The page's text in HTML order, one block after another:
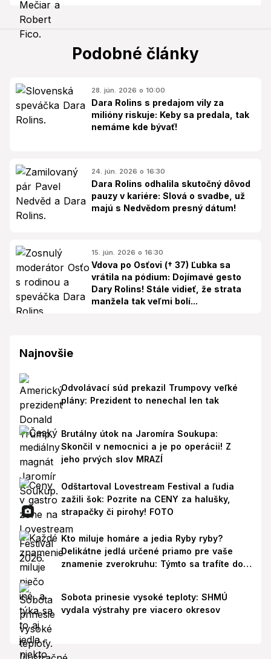
Podobné články
28. jún. 2026 o 10:00
Dara Rolins s predajom vily za
milióny riskuje: Keby sa predala, tak
nemáme kde bývať!
24. jún. 2026 o 16:30
Dara Rolins odhalila skutočný dôvod
pauzy v kariére: Slová o svadbe, už
majú s Nedvědom presný dátum!
15. jún. 2026 o 16:30
Vdova po Osťovi († 37) Ľubka sa
vrátila na pódium: Dojímavé gesto
Dary Rolins! Stále vidieť, že strata
manžela tak veľmi bolí...
Najnovšie
Odvolávací súd prekazil Trumpovy veľké
plány: Prezident to nenechal len tak
Brutálny útok na Jaromíra Soukupa:
Skončil v nemocnici a je po operácii! Z
jeho prvých slov MRAZÍ
Odštartoval Lovestream Festival a ľudia
zažili šok: Pozrite na CENY za halušky,
strapačky či pirohy! FOTO
Kto miluje homáre a jedia Ryby ryby?
Delikátne jedlá určené priamo pre vaše
znamenie zverokruhu: Týmto sa trafíte do
Sobota prinesie vysoké teploty: SHMÚ
vydala výstrahy pre viacero okresov